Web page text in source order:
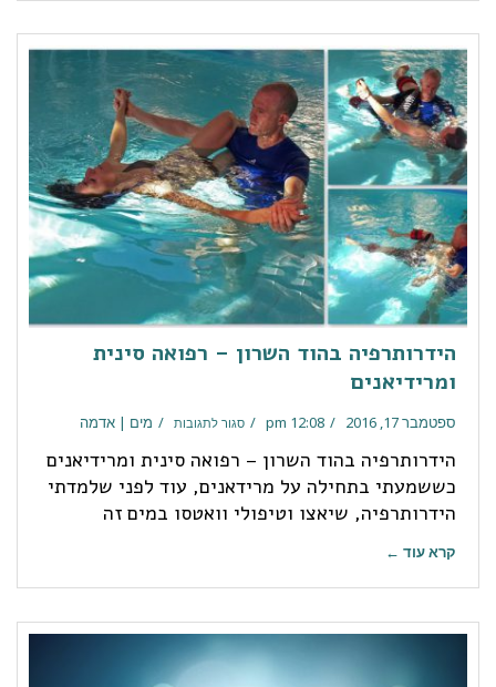
הידרותרפיה בהוד השרון – רפואה סינית
ומרידיאנים
ספטמבר 17, 2016 12:08 pm סגור לתגובות מים | אדמה
הידרותרפיה בהוד השרון – רפואה סינית ומרידיאנים
כששמעתי בתחילה על מרידאנים, עוד לפני שלמדתי
הידרותרפיה, שיאצו וטיפולי וואטסו במים זה
קרא עוד ←